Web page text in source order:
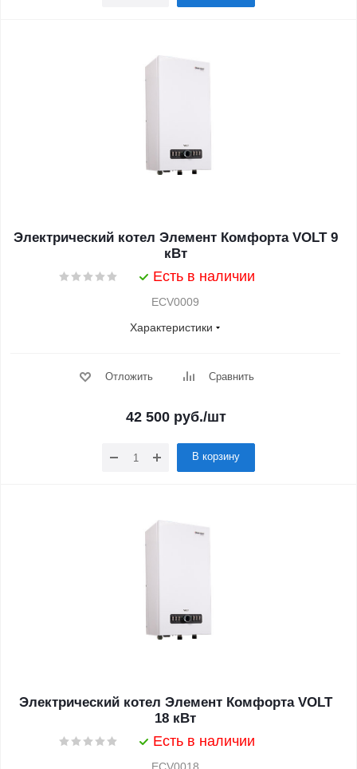
Электрический котел Элемент Комфорта VOLT 9
кВт
Есть в наличии
ECV0009
Характеристики
Отложить Сравнить
42 500руб./шт
В корзину
Электрический котел Элемент Комфорта VOLT
18 кВт
Есть в наличии